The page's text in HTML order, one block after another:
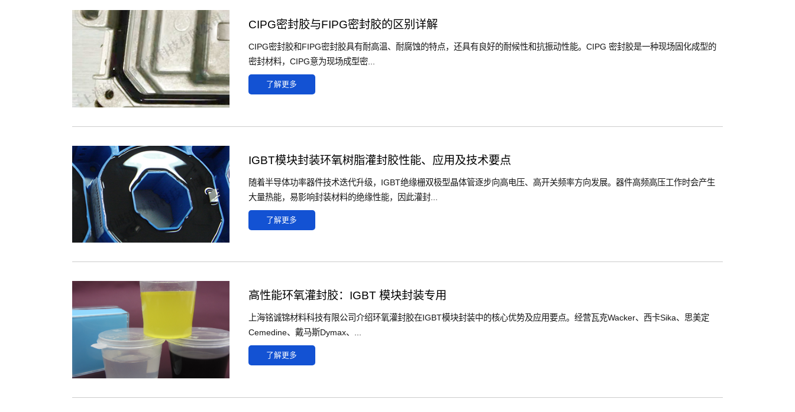
CIPG密封胶与FIPG密封胶的区别详解
CIPG密封胶和FIPG密封胶具有耐高温、耐腐蚀的特点，还具有良好的耐候性和抗振动性能。CIPG 密封胶是一种‌现场固化成型‌的
密封材料，CIPG意为现场成型密...
了解更多
IGBT模块封装环氧树脂灌封胶性能、应用及技术要点
随着半导体功率器件技术迭代升级，IGBT绝缘栅双极型晶体管逐步向高电压、高开关频率方向发展。器件高频高压工作时会产生
大量热能，易影响封装材料的绝缘性能，因此灌封...
了解更多
高性能环氧灌封胶：IGBT 模块封装专用
上海铭诚锦材料科技有限公司介绍环氧灌封胶在IGBT模块封装中的核心优势及应用要点。经营瓦克Wacker、西卡Sika、思美定
Cemedine、戴马斯Dymax、...
了解更多